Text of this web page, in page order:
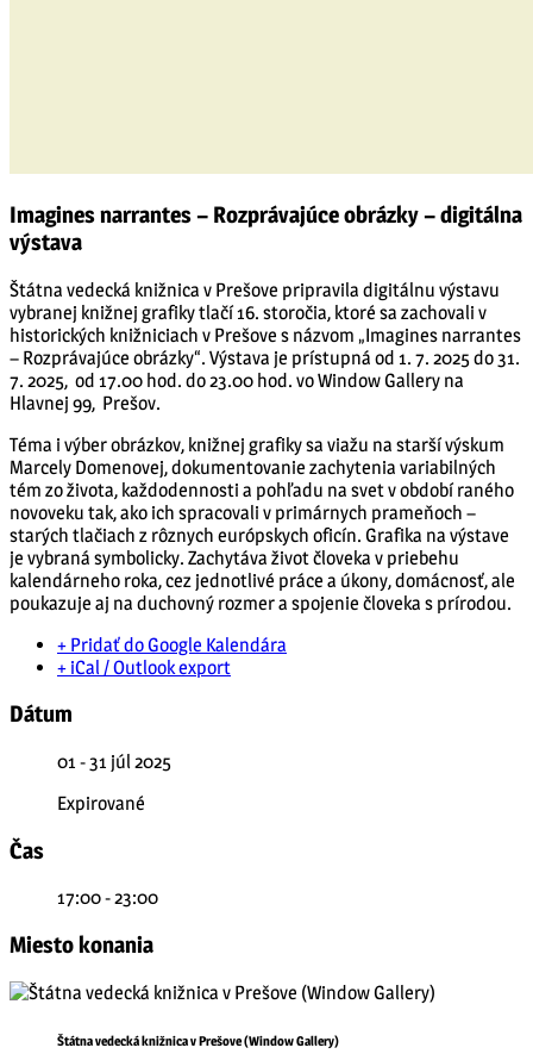
Imagines narrantes – Rozprávajúce obrázky – digitálna
výstava
Štátna vedecká knižnica v Prešove pripravila digitálnu výstavu
vybranej knižnej grafiky tlačí 16. storočia, ktoré sa zachovali v
historických knižniciach v Prešove s názvom „Imagines narrantes
– Rozprávajúce obrázky“. Výstava je prístupná od 1. 7. 2025 do 31.
7. 2025, od 17.00 hod. do 23.00 hod. vo Window Gallery na
Hlavnej 99, Prešov.
Téma i výber obrázkov, knižnej grafiky sa viažu na starší výskum
Marcely Domenovej, dokumentovanie zachytenia variabilných
tém zo života, každodennosti a pohľadu na svet v období raného
novoveku tak, ako ich spracovali v primárnych prameňoch –
starých tlačiach z rôznych európskych oficín. Grafika na výstave
je vybraná symbolicky. Zachytáva život človeka v priebehu
kalendárneho roka, cez jednotlivé práce a úkony, domácnosť, ale
poukazuje aj na duchovný rozmer a spojenie človeka s prírodou.
+ Pridať do Google Kalendára
+ iCal / Outlook export
Dátum
01 - 31 júl 2025
Expirované
Čas
17:00 - 23:00
Miesto konania
Štátna vedecká knižnica v Prešove (Window Gallery)